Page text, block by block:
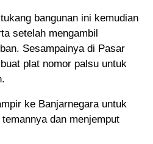
bangunan ini kemudian
setelah mengambil
Sesampainya di Pasar
plat nomor palsu untuk
ke Banjarnegara untuk
dan menjemput